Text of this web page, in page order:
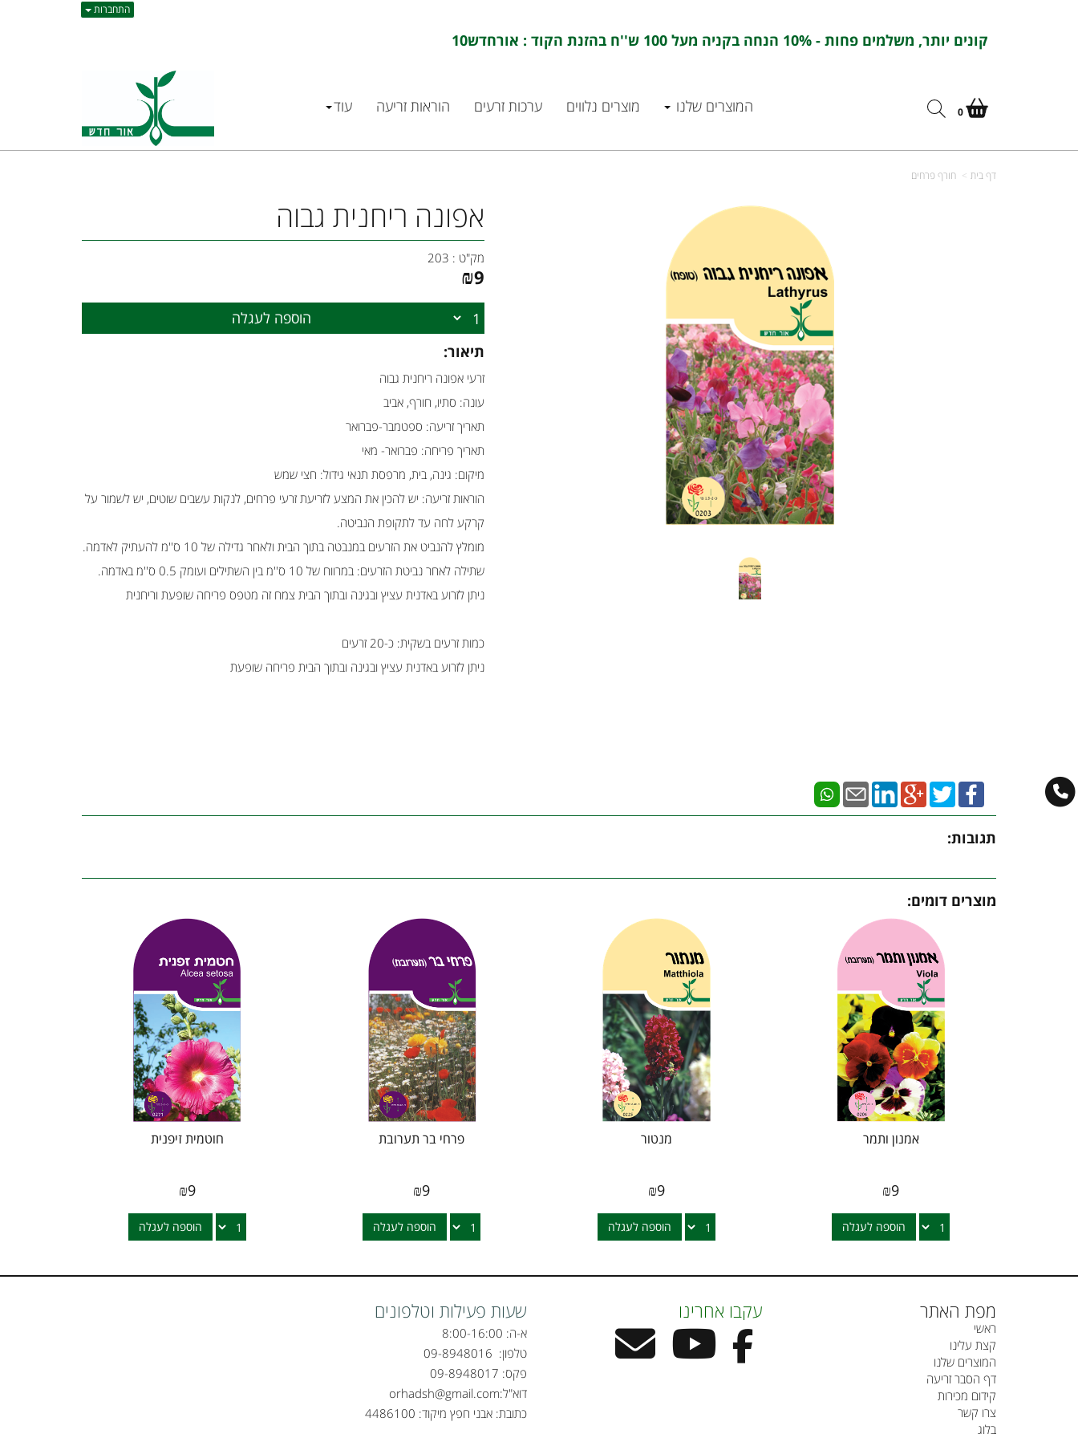
התחברות
קונים יותר, משלמים פחות - 10% הנחה בקניה מעל 100 ש''ח בהזנת הקוד : אורחדש10
0 המוצרים שלנו מוצרים נלווים ערכות זרעים הוראות זריעה עוד
דף בית חורף פרחים
אפונה ריחנית גבוה
מק"ט : 203
₪9
הוספה לעגלה
תיאור:
זרעי אפונה ריחנית גבוה
עונה: סתיו, חורף, אביב
תאריך זריעה: ספטמבר-פברואר
תאריך פריחה: פברואר- מאי
מיקום: גינה, בית, מרפסת תנאי גידול: חצי שמש
הוראות זריעה: יש להכין את המצע לזריעת זרעי פרחים, לנקות עשבים שוטים, יש לשמור על
קרקע לחה עד לתקופת הנביטה.
מומלץ להנביט את הזרעים במנבטה בתוך הבית ולאחר גדילה של 10 ס''מ להעתיק לאדמה.
שתילה לאחר נביטת הזרעים: במרווח של 10 ס''מ בין השתילים ועומק 0.5 ס''מ באדמה.
ניתן לזרוע באדנית עציץ ובגינה ובתוך הבית צמח זה מטפס פריחה שופעת וריחנית
כמות זרעים בשקית: כ-20 זרעים
ניתן לזרוע באדנית עציץ ובגינה ובתוך הבית פריחה שופעת
תגובות:
מוצרים דומים:
אמנון ותמר
₪9
הוספה לעגלה
מנטור
₪9
הוספה לעגלה
פרחי בר תערובת
₪9
הוספה לעגלה
חוטמית זיפנית
₪9
הוספה לעגלה
מפת האתר
ראשי
קצת עלינו
המוצרים שלנו
דף הסבר זריעה
קידום מכירות
צרו קשר
בלוג
עקבו אחרינו שעות פעילות וטלפונים
א-ה: 8:00-16:00
טלפון:
פקס: 09-8948017
דוא"ל:orhadsh@gmail.com
כתובת: אבני חפץ מיקוד: 4486100